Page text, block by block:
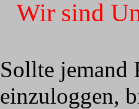
Wir sind
Sollte jemand
einzuloggen,